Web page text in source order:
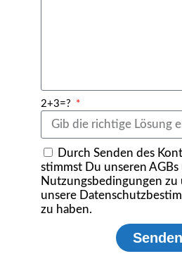
2+3=?
Durch Senden des
stimmst Du unseren AGBs
Nutzungsbedingungen zu
unsere
zu haben.
Senden